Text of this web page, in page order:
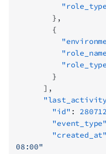
        },
        {
        }
      ],
        "id"
:
        "event_type"
        "created_at"
08:00"